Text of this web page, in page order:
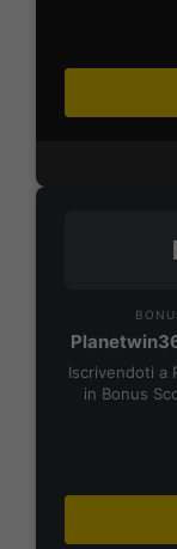
Iscrivendoti a
in Bonus